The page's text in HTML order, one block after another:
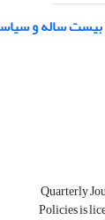
و سیاست های
Quarterly
Policies is